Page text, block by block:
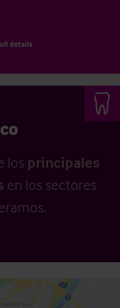
details
los principales
en los sectores